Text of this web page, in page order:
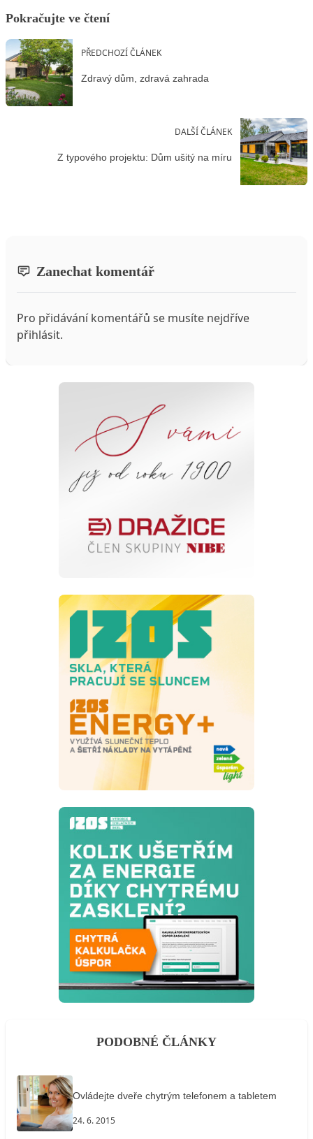
Pokračujte ve čtení
PŘEDCHOZÍ ČLÁNEK
Zdravý dům, zdravá zahrada
DALŠÍ ČLÁNEK
Z typového projektu: Dům ušitý na míru
Zanechat komentář
Pro přidávání komentářů se musíte nejdříve
přihlásit.
PODOBNÉ ČLÁNKY
Ovládejte dveře chytrým telefonem a tabletem
24. 6. 2015